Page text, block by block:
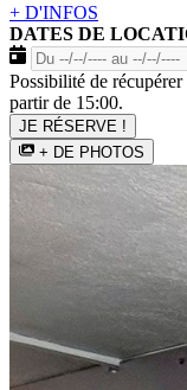
+ D'INFOS
DATES DE
Possibilité de
partir de 15:00.
JE RÉSERVE !
+ DE PHOTOS